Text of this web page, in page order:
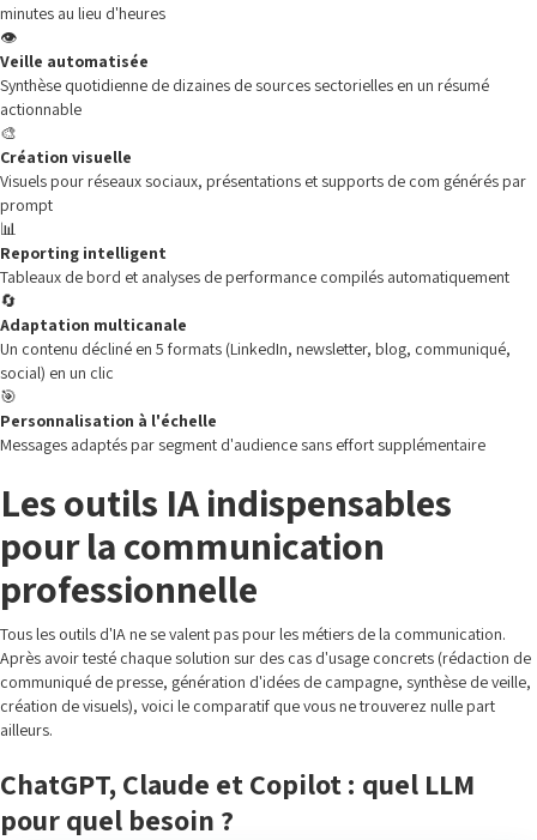
minutes au lieu d'heures
👁️
Veille automatisée
Synthèse quotidienne de dizaines de sources sectorielles en un résumé
actionnable
🎨
Création visuelle
Visuels pour réseaux sociaux, présentations et supports de com générés par
prompt
📊
Reporting intelligent
Tableaux de bord et analyses de performance compilés automatiquement
🔄
Adaptation multicanale
Un contenu décliné en 5 formats (LinkedIn, newsletter, blog, communiqué,
social) en un clic
🎯
Personnalisation à l'échelle
Messages adaptés par segment d'audience sans effort supplémentaire
Les outils IA indispensables
pour la communication
professionnelle
Tous les outils d'IA ne se valent pas pour les métiers de la communication.
Après avoir testé chaque solution sur des cas d'usage concrets (rédaction de
communiqué de presse, génération d'idées de campagne, synthèse de veille,
création de visuels), voici le comparatif que vous ne trouverez nulle part
ailleurs.
ChatGPT, Claude et Copilot : quel LLM
pour quel besoin ?